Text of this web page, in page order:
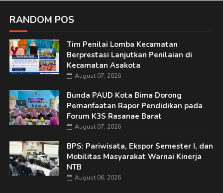
RANDOM POS
Tim Penilai Lomba Kecamatan
Berprestasi Lanjutkan Penilaian di
Kecamatan Asakota
August 07, 2026
Bunda PAUD Kota Bima Dorong
Pemanfaatan Rapor Pendidikan pada
Forum K3S Rasanae Barat
August 07, 2026
BPS: Pariwisata, Ekspor Semester I, dan
Mobilitas Masyarakat Warnai Kinerja
NTB
August 06, 2026